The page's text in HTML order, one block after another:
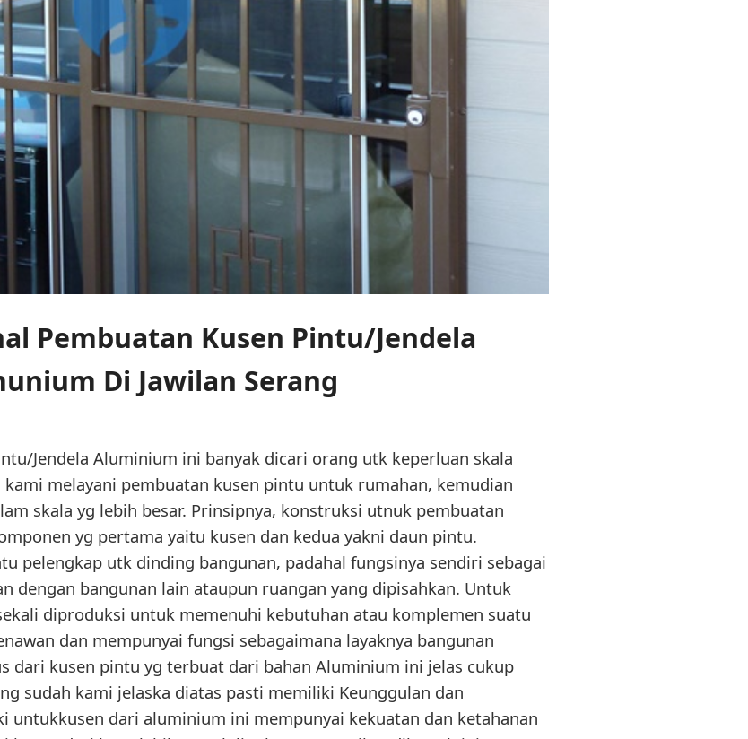
Pembuatan Kusen Pintu/Jendela
Di Jawilan Serang
Jendela Aluminium ini banyak dicari orang utk keperluan skala
kami melayani pembuatan kusen pintu untuk rumahan, kemudian
skala yg lebih besar. Prinsipnya, konstruksi utnuk pembuatan
yg pertama yaitu kusen dan kedua yakni daun pintu.
pelengkap utk dinding bangunan, padahal fungsinya sendiri sebagai
dengan bangunan lain ataupun ruangan yang dipisahkan. Untuk
diproduksi untuk memenuhi kebutuhan atau komplemen suatu
dan mempunyai fungsi sebagaimana layaknya bangunan
dari kusen pintu yg terbuat dari bahan Aluminium ini jelas cukup
sudah kami jelaska diatas pasti memiliki Keunggulan dan
untukkusen dari aluminium ini mempunyai kekuatan dan ketahanan